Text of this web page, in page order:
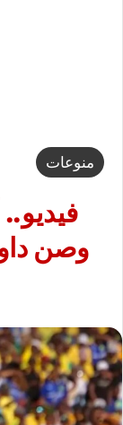
منوعات
فيديو..
وصن